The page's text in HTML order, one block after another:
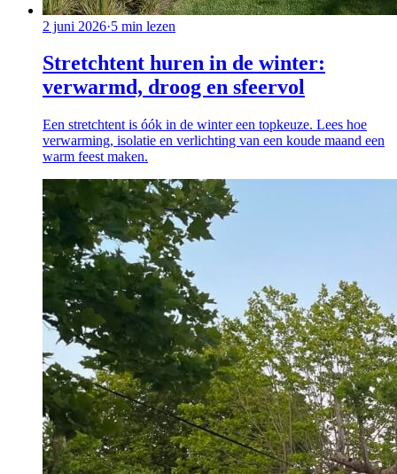
2 juni 2026·5 min lezen
Stretchtent huren in de winter:
verwarmd, droog en sfeervol
Een stretchtent is óók in de winter een topkeuze. Lees hoe
verwarming, isolatie en verlichting van een koude maand een
warm feest maken.